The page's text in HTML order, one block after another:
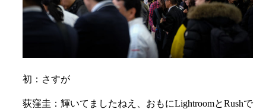
初：さすが
荻窪圭：輝いてましたねえ、おもにLightroomとRushで